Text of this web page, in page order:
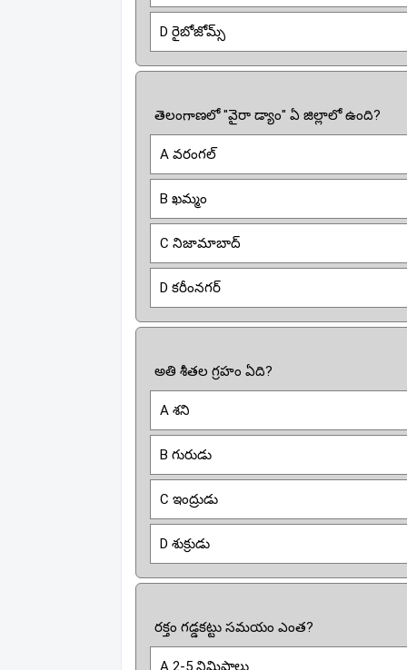
D రైబోజోమ్స్
తెలంగాణలో "వైరా డ్యాం" ఏ జిల్లాలో ఉంది?
A వరంగల్
B ఖమ్మం
C నిజామాబాద్
D కరీంనగర్
అతి శీతల గ్రహం ఏది?
A శని
B గురుడు
C ఇంద్రుడు
D శుక్రుడు
రక్తం గడ్డకట్టు సమయం ఎంత?
A 2-5 నిమిషాలు